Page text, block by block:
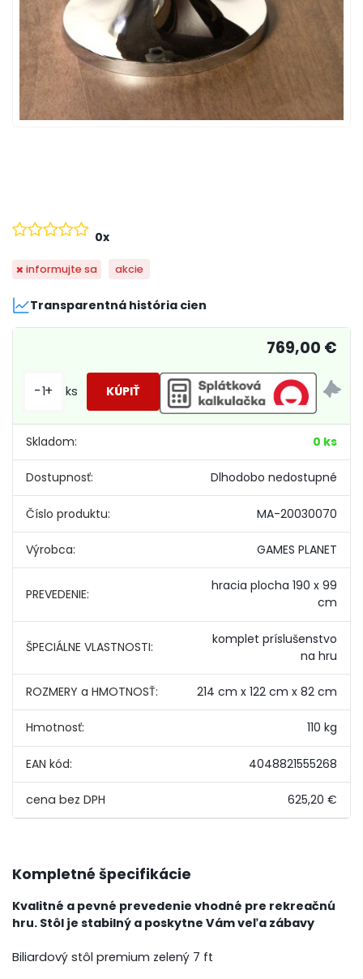
informujte sa akcie
0x
Transparentná história cien
Skladom: 0 ks
Dostupnosť: Dlhodobo nedostupné
Číslo produktu: MA-20030070
Výrobca: GAMES PLANET
PREVEDENIE:
hracia plocha 190 x 99
cm
ŠPECIÁLNE VLASTNOSTI:
komplet príslušenstvo
na hru
ROZMERY a HMOTNOSŤ: 214 cm x 122 cm x 82 cm
Hmotnosť: 110 kg
EAN kód: 4048821555268
625,20 €
769,00 €
- + ks
Kompletné špecifikácie
Kvalitné a pevné prevedenie vhodné pre rekreačnú
hru. Stôl je stabilný a poskytne Vám veľa zábavy
Biliardový stôl premium zelený 7 ft